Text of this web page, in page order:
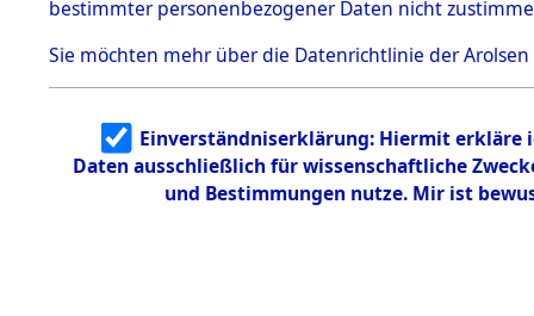
zu
Todesmärsch
en
5.3.2
Identifizierun
g
5.3.3
Todesmärsch
0079
bestimmter personenbezogener Daten nicht
Sie möchten mehr über die Datenrichtlinie der Arolsen
Einverständniserklärung: Hiermit erkläre
Daten ausschließlich für wissenschaftliche
und Bestimmungen nutze. Mir ist